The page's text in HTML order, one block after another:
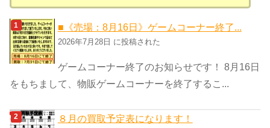
テ
ゴ
リ
ー
■《売場：8月16日》ゲームコーナー終了...
2026年7月28日 に投稿された
ゲームコーナー終了のお知らせです！ 8月16日
をもちまして、物販ゲームコーナーを終了するこ...
８月の買取予定表になります！